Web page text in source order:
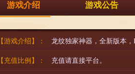
游戏介绍 游戏公告
【游戏介绍】： 龙纹独家神器，全新版本
【充值比例】： 充值请直接平台。